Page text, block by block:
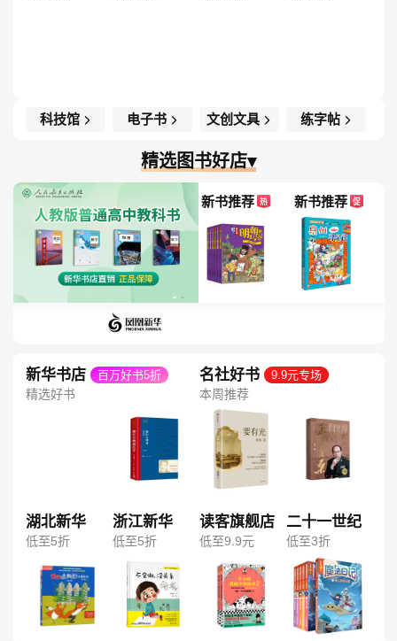
科技馆 电子书 文创文具 练字帖
精选图书好店▾
新书推荐 热 新书推荐 促
新华书店 百万好书5折
精选好书
名社好书 9.9元专场
本周推荐
湖北新华
低至5折
浙江新华
低至5折
读客旗舰店
低至9.9元
二十一世纪
低至3折